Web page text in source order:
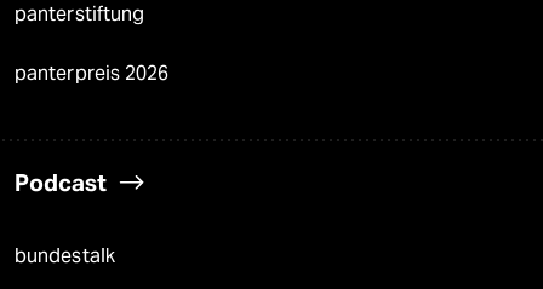
panterstiftung
panterpreis 2026
Podcast
bundestalk